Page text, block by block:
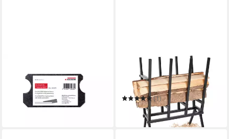
Verlegeset Schlagklotz
Fischgrät
10,95 €
in 6-7 Werktagen bei dir
TECTAKE
Klappbock Holzsägebock 76 x
53 x 102 cm aus lackiertem
Stahl, zerlegbar
(1)
69,99 €
in 2-3 Werktagen bei dir